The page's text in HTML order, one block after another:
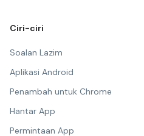
Ciri-ciri
Soalan Lazim
Aplikasi Android
Penambah untuk Chrome
Hantar App
Permintaan App